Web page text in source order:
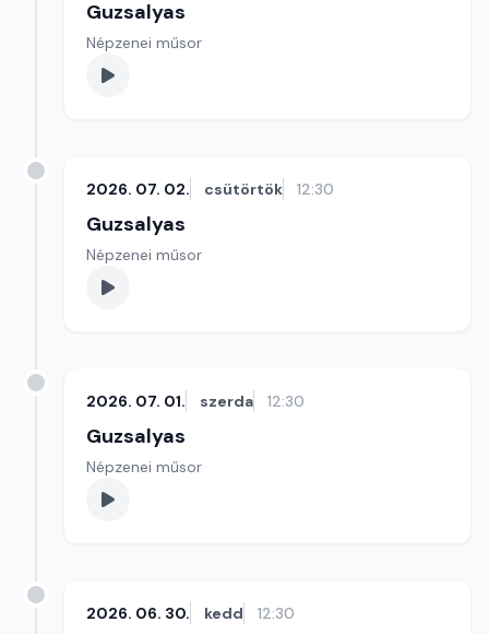
Guzsalyas
Népzenei műsor
2026. 07. 02. csütörtök 12:30
Guzsalyas
Népzenei műsor
2026. 07. 01. szerda 12:30
Guzsalyas
Népzenei műsor
2026. 06. 30. kedd 12:30